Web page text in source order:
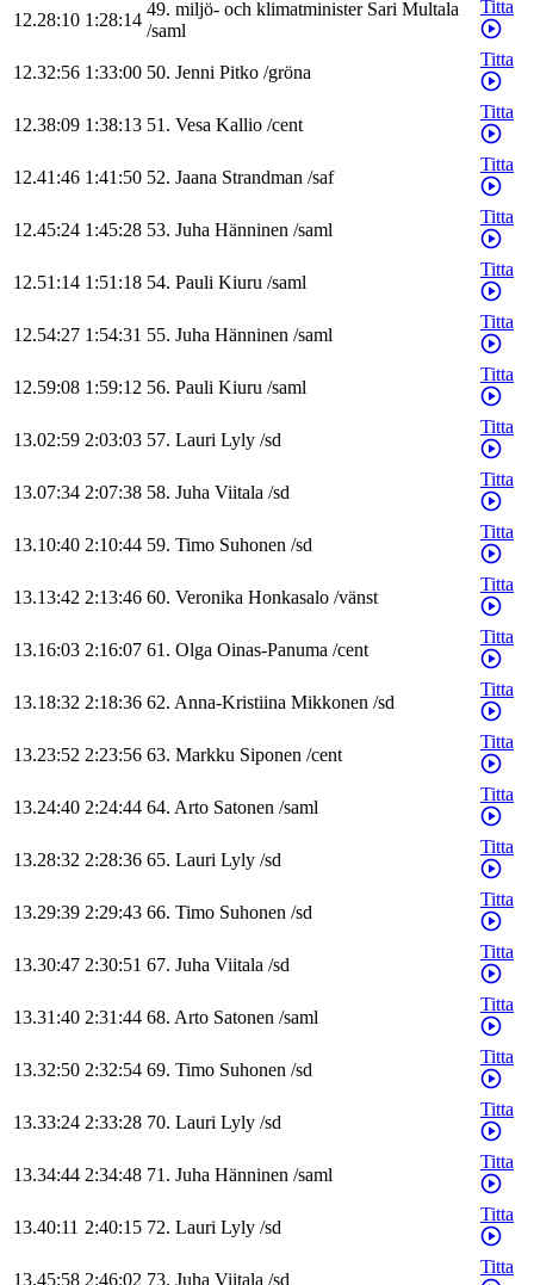
12.28:10 1:28:14
49. miljö- och klimatminister Sari Multala
/saml
Titta
12.32:56 1:33:00 50. Jenni Pitko /gröna
Titta
12.38:09 1:38:13 51. Vesa Kallio /cent
Titta
12.41:46 1:41:50 52. Jaana Strandman /saf
Titta
12.45:24 1:45:28 53. Juha Hänninen /saml
Titta
12.51:14 1:51:18 54. Pauli Kiuru /saml
Titta
12.54:27 1:54:31 55. Juha Hänninen /saml
Titta
12.59:08 1:59:12 56. Pauli Kiuru /saml
Titta
13.02:59 2:03:03 57. Lauri Lyly /sd
Titta
13.07:34 2:07:38 58. Juha Viitala /sd
Titta
13.10:40 2:10:44 59. Timo Suhonen /sd
Titta
13.13:42 2:13:46 60. Veronika Honkasalo /vänst
Titta
13.16:03 2:16:07 61. Olga Oinas-Panuma /cent
Titta
13.18:32 2:18:36 62. Anna-Kristiina Mikkonen /sd
Titta
13.23:52 2:23:56 63. Markku Siponen /cent
Titta
13.24:40 2:24:44 64. Arto Satonen /saml
Titta
13.28:32 2:28:36 65. Lauri Lyly /sd
Titta
13.29:39 2:29:43 66. Timo Suhonen /sd
Titta
13.30:47 2:30:51 67. Juha Viitala /sd
Titta
13.31:40 2:31:44 68. Arto Satonen /saml
Titta
13.32:50 2:32:54 69. Timo Suhonen /sd
Titta
13.33:24 2:33:28 70. Lauri Lyly /sd
Titta
13.34:44 2:34:48 71. Juha Hänninen /saml
Titta
13.40:11 2:40:15 72. Lauri Lyly /sd
Titta
13.45:58 2:46:02 73. Juha Viitala /sd
Titta